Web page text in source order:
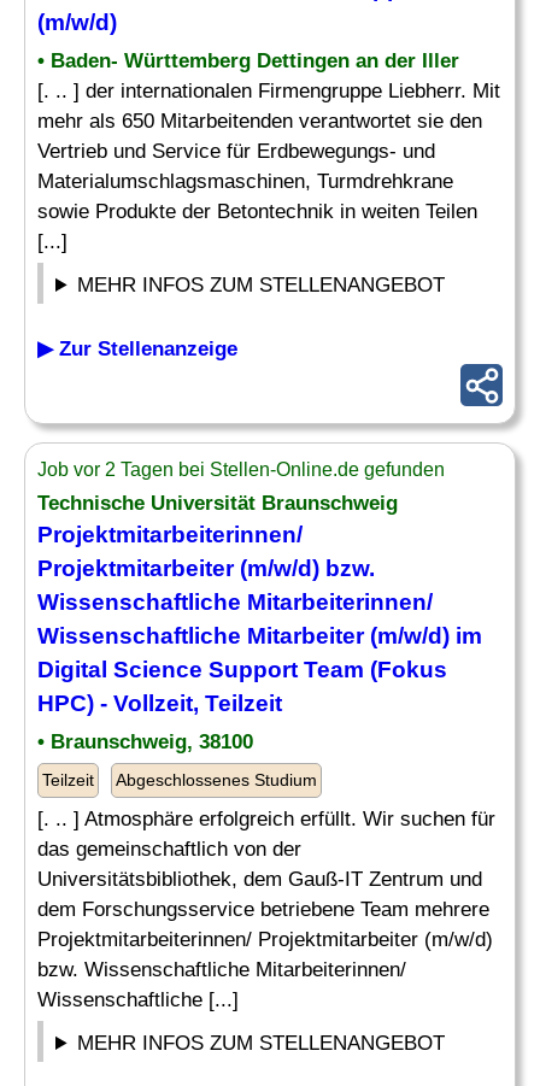
(m/w/d)
• Baden- Württemberg Dettingen an der Iller
[. .. ] der internationalen Firmengruppe Liebherr. Mit
mehr als 650 Mitarbeitenden verantwortet sie den
Vertrieb und Service für Erdbewegungs- und
Materialumschlagsmaschinen, Turmdrehkrane
sowie Produkte der Betontechnik in weiten Teilen
[...]
MEHR INFOS ZUM STELLENANGEBOT
▶ Zur Stellenanzeige
Job vor 2 Tagen bei Stellen-Online.de gefunden
Technische Universität Braunschweig
Projektmitarbeiterinnen/
Projektmitarbeiter (m/w/d) bzw.
Wissenschaftliche Mitarbeiterinnen/
Wissenschaftliche Mitarbeiter(m/w/d) im
Digital Science Support Team (Fokus
HPC) - Vollzeit, Teilzeit
• Braunschweig, 38100
Teilzeit Abgeschlossenes Studium
[. .. ] Atmosphäre erfolgreich erfüllt. Wir suchen für
das gemeinschaftlich von der
Universitätsbibliothek, dem Gauß-IT Zentrum und
dem Forschungsservice betriebene Team mehrere
Projektmitarbeiterinnen/ Projektmitarbeiter (m/w/d)
bzw. Wissenschaftliche Mitarbeiterinnen/
Wissenschaftliche [...]
MEHR INFOS ZUM STELLENANGEBOT